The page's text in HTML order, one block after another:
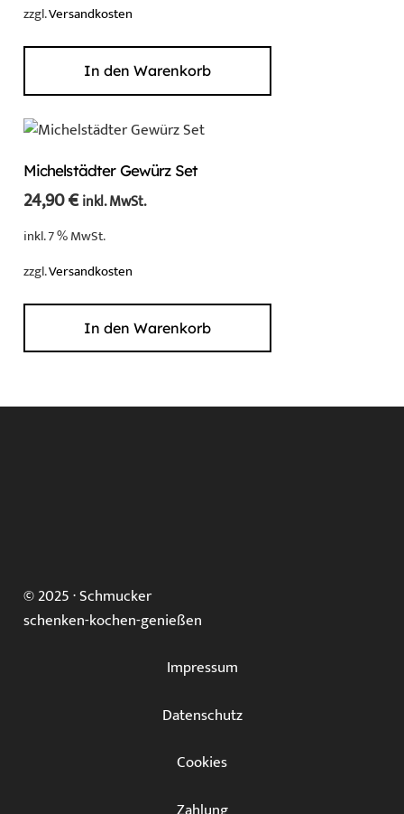
zzgl.Versandkosten
In den Warenkorb
Michelstädter Gewürz Set
24,90€ inkl. MwSt.
inkl. 7 % MwSt.
zzgl.Versandkosten
In den Warenkorb
© 2025 ·Schmucker
schenken-kochen-genießen
Impressum
Datenschutz
Cookies